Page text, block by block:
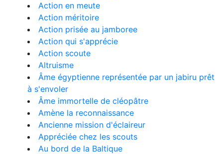
Action en meute
Action méritoire
Action prisée au jamboree
Action qui s'apprécie
Action scoute
Altruisme
Âme égyptienne représentée par un jabiru prêt
à s'envoler
Âme immortelle de cléopâtre
Amène la reconnaissance
Ancienne mission d'éclaireur
Appréciée chez les scouts
Au bord de la Baltique